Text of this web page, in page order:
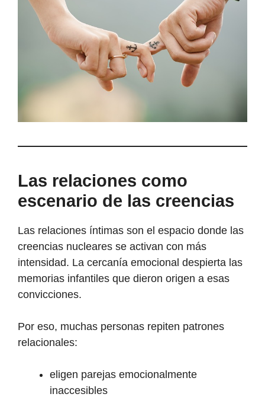
Las relaciones como
escenario de las creencias
Las relaciones íntimas son el espacio donde las
creencias nucleares se activan con más
intensidad. La cercanía emocional despierta las
memorias infantiles que dieron origen a esas
convicciones.
Por eso, muchas personas repiten patrones
relacionales:
eligen parejas emocionalmente
inaccesibles